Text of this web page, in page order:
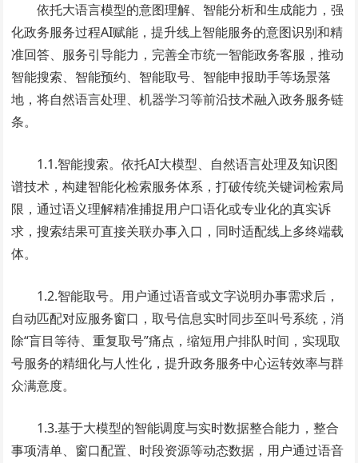
依托大语言模型的意图理解、智能分析和生成能力，强
化政务服务过程AI赋能，提升线上智能服务的意图识别和精
准回答、服务引导能力，完善全市统一智能政务客服，推动
智能搜索、智能预约、智能取号、智能申报助手等场景落
地，将自然语言处理、机器学习等前沿技术融入政务服务链
条。
1.1.智能搜索。依托AI大模型、自然语言处理及知识图
谱技术，构建智能化检索服务体系，打破传统关键词检索局
限，通过语义理解精准捕捉用户口语化或专业化的真实诉
求，搜索结果可直接关联办事入口，同时适配线上多终端载
体。
1.2.智能取号。用户通过语音或文字说明办事需求后，
自动匹配对应服务窗口，取号信息实时同步至叫号系统，消
除“盲目等待、重复取号”痛点，缩短用户排队时间，实现取
号服务的精细化与人性化，提升政务服务中心运转效率与群
众满意度。
1.3.基于大模型的智能调度与实时数据整合能力，整合
事项清单、窗口配置、时段资源等动态数据，用户通过语音